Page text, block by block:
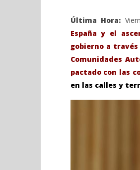
VIENDO
Comunidades cerrar
bares de copas,
la vía pública y los
Última Hora:
España y el
gobierno a
Comunidades
pactado con las
en las calles y